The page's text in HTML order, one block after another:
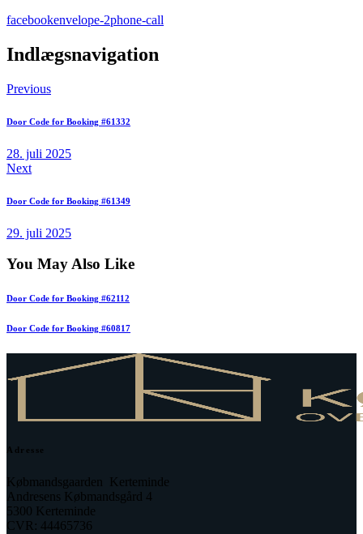
facebookenvelope-2phone-call
Indlægsnavigation
Previous
Door Code for Booking #61332
28. juli 2025
Next
Door Code for Booking #61349
29. juli 2025
You May Also Like
Door Code for Booking #62112
Door Code for Booking #60817
Adresse
Købmandsgaarden Kerteminde
Andresens Købmandsgård 4
5300 Kerteminde
CVR: 44465736